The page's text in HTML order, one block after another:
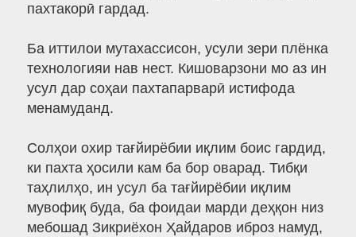
пахтакорӣ гардад.
Ба иттилои мутахассисон, усули зери плёнка
технологияи нав нест. Кишоварзони мо аз ин
усул дар соҳаи пахтапарварӣ истифода
менамуданд.
Солҳои охир тағйирёбии иқлим боис гардид,
ки пахта ҳосили кам ба бор оварад. Тибқи
таҳлилҳо, ин усул ба тағйирёбии иқлим
мувофиқ буда, ба фоидаи марди деҳқон низ
мебошад Зикриёхон Ҳайдаров иброз намуд,